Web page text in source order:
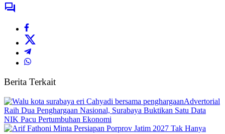
Berita Terkait
Advertorial
Raih Dua Penghargaan Nasional, Surabaya Buktikan Satu Data
NIK Pacu Pertumbuhan Ekonomi